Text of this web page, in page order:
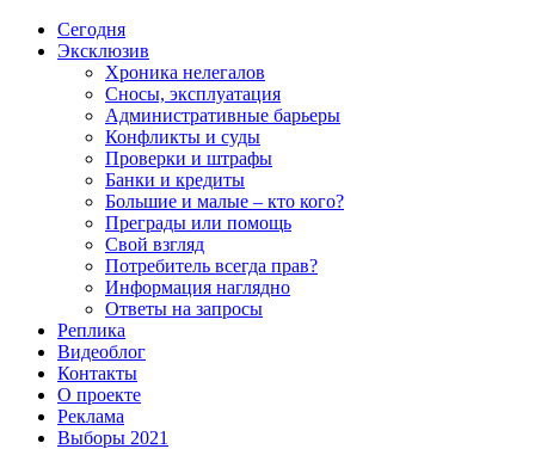
Сегодня
Эксклюзив
Хроника нелегалов
Сносы, эксплуатация
Административные барьеры
Конфликты и суды
Проверки и штрафы
Банки и кредиты
Большие и малые – кто кого?
Преграды или помощь
Свой взгляд
Потребитель всегда прав?
Информация наглядно
Ответы на запросы
Реплика
Видеоблог
Контакты
О проекте
Реклама
Выборы 2021